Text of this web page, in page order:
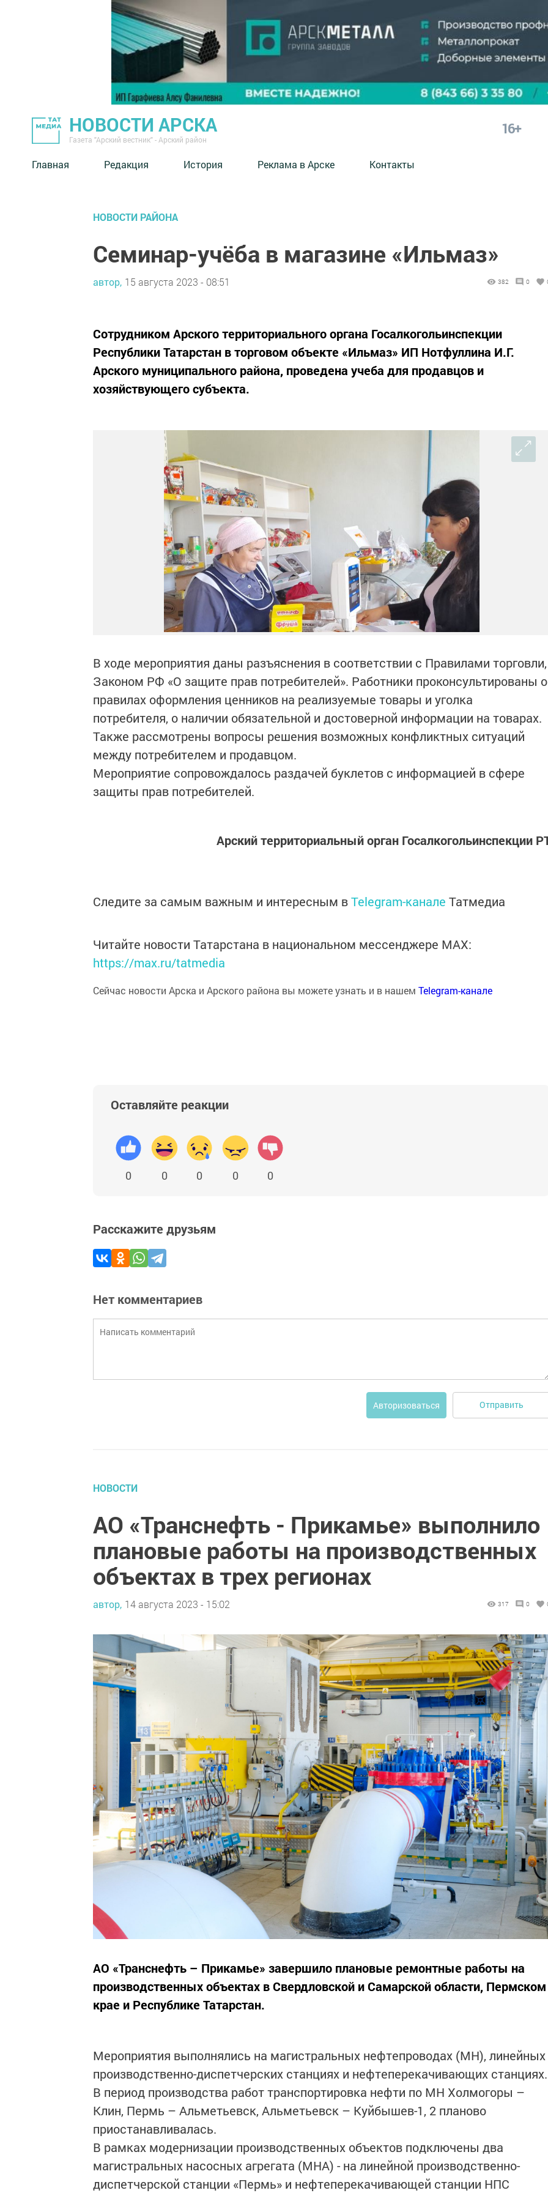
НОВОСТИ АРСКА
Газета "Арский вестник" - Арский район
16+
Главная Редакция История Реклама в Арске Контакты
НОВОСТИ РАЙОНА
Семинар-учёба в магазине «Ильмаз»
автор, 15 августа 2023 - 08:51 382 0
Сотрудником Арского территориального органа Госалкогольинспекции
Республики Татарстан в торговом объекте «Ильмаз» ИП Нотфуллина И.Г.
Арского муниципального района, проведена учеба для продавцов и
хозяйствующего субъекта.
В ходе мероприятия даны разъяснения в соответствии с Правилами торговли,
Законом РФ «О защите прав потребителей». Работники проконсультированы о
правилах оформления ценников на реализуемые товары и уголка
потребителя, о наличии обязательной и достоверной информации на товарах.
Также рассмотрены вопросы решения возможных конфликтных ситуаций
между потребителем и продавцом.
Мероприятие сопровождалось раздачей буклетов с информацией в сфере
защиты прав потребителей.
Арский территориальный орган Госалкогольинспекции
Следите за самым важным и интересным вTelegram-канале Татмедиа
Читайте новости Татарстана в национальном мессенджере MАХ:
https://max.ru/tatmedia
Сейчас новости Арска и Арского района вы можете узнать и в нашем Telegram-канале
Оставляйте реакции
0 0 0 0 0
Расскажите друзьям
Нет комментариев
Авторизоваться Отправить
НОВОСТИ
АО «Транснефть - Прикамье» выполнило
плановые работы на производственных
объектах в трех регионах
автор, 14 августа 2023 - 15:02 317 0
АО «Транснефть – Прикамье» завершило плановые ремонтные работы на
производственных объектах в Свердловской и Самарской области, Пермском
крае и Республике Татарстан.
Мероприятия выполнялись на магистральных нефтепроводах (МН), линейных
производственно-диспетчерских станциях и нефтеперекачивающих станциях.
В период производства работ транспортировка нефти по МН Холмогоры –
Клин, Пермь – Альметьевск, Альметьевск – Куйбышев-1, 2 планово
приостанавливалась.
В рамках модернизации производственных объектов подключены два
магистральных насосных агрегата (МНА) - на линейной производственно-
диспетчерской станции «Пермь» и нефтеперекачивающей станции НПС